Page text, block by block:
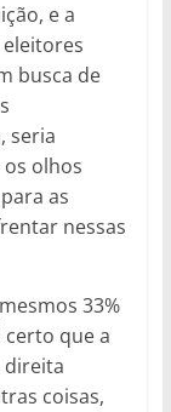
e a
busca de
seria
olhos
as
nessas
33%
que a
direita
coisas,